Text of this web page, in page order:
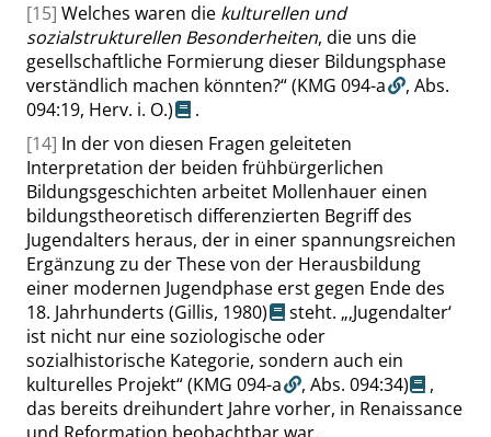
[15] Welches waren die kulturellen und
sozialstrukturellen Besonderheiten, die uns die
gesellschaftliche Formierung dieser Bildungsphase
verständlich machen könnten?“(KMG 094-a , Abs.
094:19, Herv. i. O.)
.
[14] In der von diesen Fragen geleiteten
Interpretation der beiden frühbürgerlichen
Bildungsgeschichten arbeitet Mollenhauer einen
bildungstheoretisch differenzierten Begriff des
Jugendalters heraus, der in einer spannungsreichen
Ergänzung zu der These von der Herausbildung
einer modernen Jugendphase erst gegen Ende des
18. Jahrhunderts (Gillis, 1980) steht. „‚Jugendalter‘
ist nicht nur eine soziologische oder
sozialhistorische Kategorie, sondern auch ein
kulturelles Projekt“(KMG 094-a , Abs. 094:34)
,
das bereits dreihundert Jahre vorher, in Renaissance